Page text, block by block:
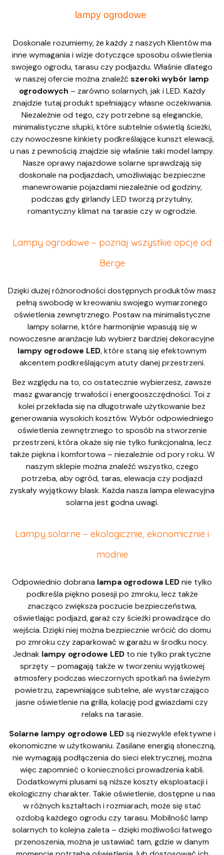
lampy ogrodowe
Doskonale rozumiemy, że każdy z naszych Klientów ma
inne wymagania i wizje dotyczące sposobu oświetlenia
swojego ogrodu, tarasu czy podjazdu. Właśnie dlatego
w naszej ofercie można znaleźćszeroki wybór lamp
ogrodowych – zarówno solarnych, jak i LED. Każdy
znajdzie tutaj produkt spełniający własne oczekiwania.
Niezależnie od tego, czy potrzebne są eleganckie,
minimalistyczne słupki, które subtelnie oświetlą ścieżki,
czy nowoczesne kinkiety podkreślające kunszt elewacji,
u nas z pewnością znajdzie się właśnie taki model lampy.
Nasze oprawy najazdowe solarne sprawdzają się
doskonale na podjazdach, umożliwiając bezpieczne
manewrowanie pojazdami niezależnie od godziny,
podczas gdy girlandy LED tworzą przytulny,
romantyczny klimat na tarasie czy w ogrodzie.
Lampy ogrodowe – poznaj wszystkie opcje od
Berge
Dzięki dużej różnorodności dostępnych produktów masz
pełną swobodę w kreowaniu swojego wymarzonego
oświetlenia zewnętrznego. Postaw na minimalistyczne
lampy solarne, które harmonijnie wpasują się w
nowoczesne aranżacje lub wybierz bardziej dekoracyjne
lampy ogrodowe LED, które staną się efektownym
akcentem podkreślającym atuty danej przestrzeni.
Bez względu na to, co ostatecznie wybierzesz, zawsze
masz gwarancję trwałości i energooszczędności. Toi z
kolei przekłada się na długotrwałe użytkowanie bez
generowania wysokich kosztów. Wybór odpowiedniego
oświetlenia zewnętrznego to sposób na stworzenie
przestrzeni, która okaże się nie tylko funkcjonalna, lecz
także piękna i komfortowa – niezależnie od pory roku. W
naszym sklepie można znaleźć wszystko, czego
potrzeba, aby ogród, taras, elewacja czy podjazd
zyskały wyjątkowy blask. Każda nasza lampa elewacyjna
solarna jest godna uwagi.
Lampy solarne – ekologicznie, ekonomicznie i
modnie
Odpowiednio dobrana lampa ogrodowa LEDnie tylko
podkreśla piękno posesji po zmroku, lecz także
znacząco zwiększa poczucie bezpieczeństwa,
oświetlając podjazd, garaż czy ścieżki prowadzące do
wejścia. Dzięki niej można bezpiecznie wrócić do domu
po zmroku czy zaparkować w garażu w środku nocy.
Jednak lampy ogrodowe LED to nie tylko praktyczne
sprzęty – pomagają także w tworzeniu wyjątkowej
atmosfery podczas wieczornych spotkań na świeżym
powietrzu, zapewniające subtelne, ale wystarczająco
jasne oświetlenie na grilla, kolację pod gwiazdami czy
relaks na tarasie.
Solarne lampy ogrodowe LEDsą niezwykle efektywne i
ekonomiczne w użytkowaniu. Zasilane energią słoneczną,
nie wymagają podłączenia do sieci elektrycznej, można
więc zapomnieć o konieczności prowadzenia kabli.
Dodatkowymi plusami są niższe koszty eksploatacji i
ekologiczny charakter. Takie oświetlenie, dostępne u nas
w różnych kształtach i rozmiarach, może się stać
ozdobą każdego ogrodu czy tarasu. Mobilność lamp
solarnych to kolejna zaleta – dzięki możliwości łatwego
przenoszenia, można je ustawiać tam, gdzie w danym